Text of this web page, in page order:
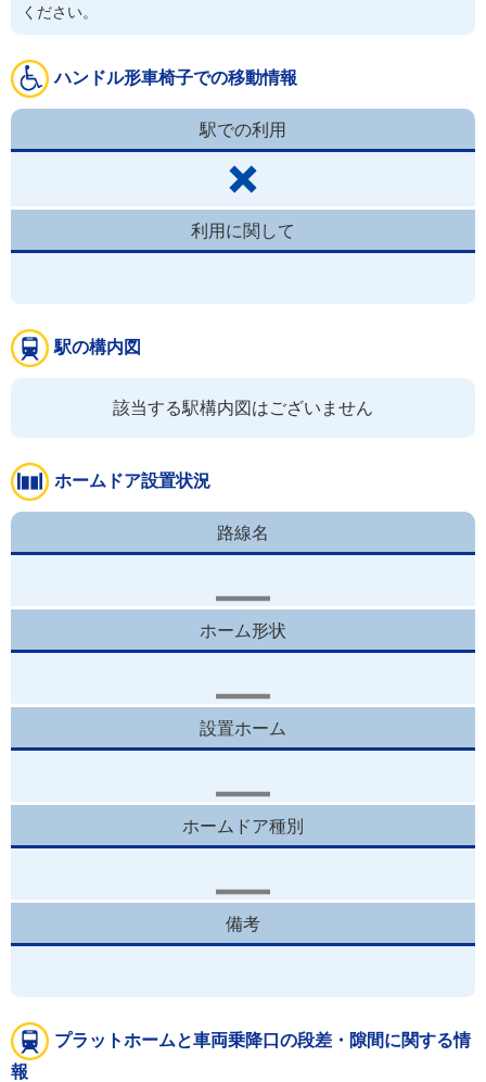
ください。
ハンドル形車椅子での移動情報
駅での利用
利用に関して
駅の構内図
該当する駅構内図はございません
ホームドア設置状況
路線名
ホーム形状
設置ホーム
ホームドア種別
備考
プラットホームと車両乗降口の段差・隙間に関する情
報